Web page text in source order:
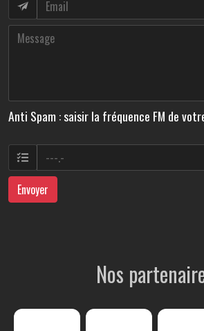
Anti Spam : saisir la fréquence FM de
Envoyer
Nos